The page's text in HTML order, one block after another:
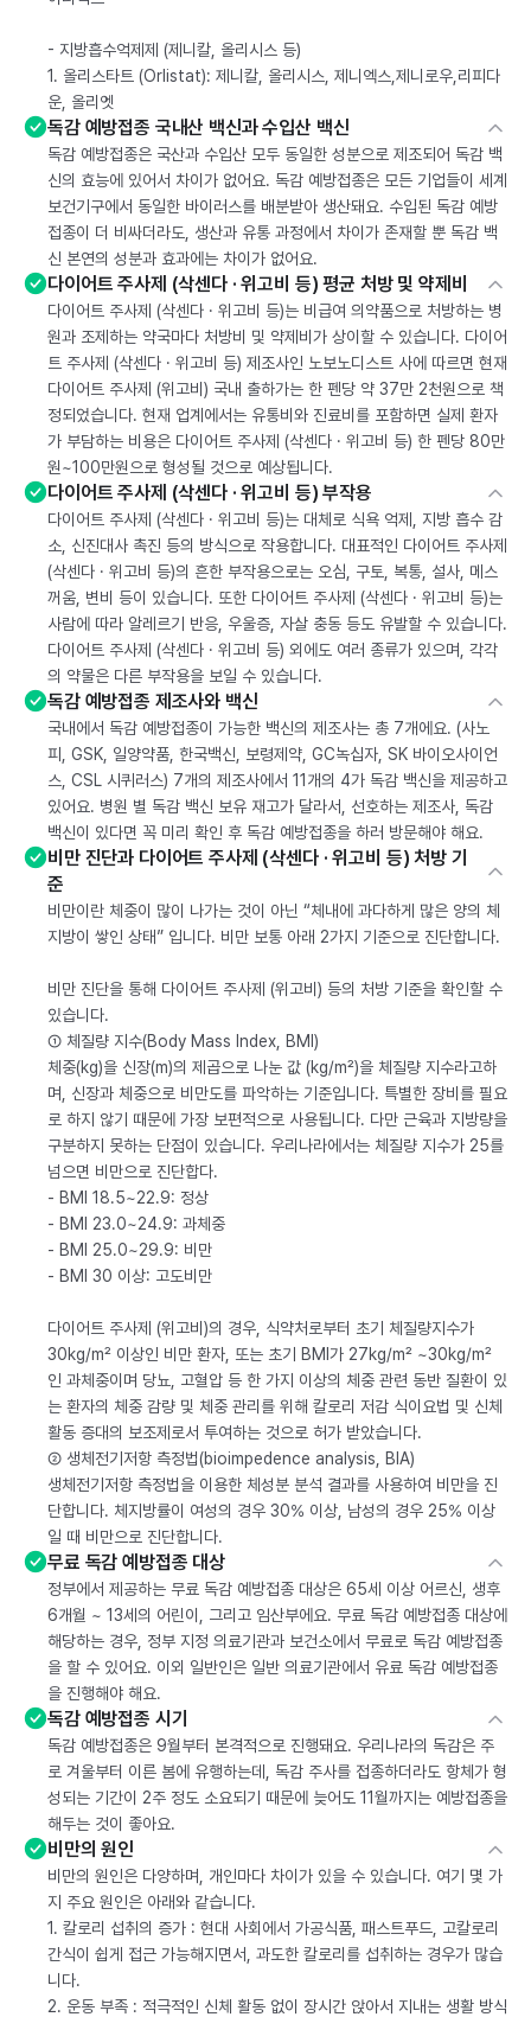
- 지방흡수억제제 (제니칼, 올리시스 등)
1. 올리스타트 (Orlistat): 제니칼, 올리시스, 제니엑스,제니로우,리피다
운, 올리엣
독감 예방접종 국내산 백신과 수입산 백신
독감 예방접종은 국산과 수입산 모두 동일한 성분으로 제조되어 독감 백
신의 효능에 있어서 차이가 없어요. 독감 예방접종은 모든 기업들이 세계
보건기구에서 동일한 바이러스를 배분받아 생산돼요. 수입된 독감 예방
접종이 더 비싸더라도, 생산과 유통 과정에서 차이가 존재할 뿐 독감 백
신 본연의 성분과 효과에는 차이가 없어요.
다이어트 주사제 (삭센다 · 위고비 등) 평균 처방 및 약제비
다이어트 주사제 (삭센다 · 위고비 등)는 비급여 의약품으로 처방하는 병
원과 조제하는 약국마다 처방비 및 약제비가 상이할 수 있습니다. 다이어
트 주사제 (삭센다 · 위고비 등) 제조사인 노보노디스트 사에 따르면 현재
다이어트 주사제 (위고비) 국내 출하가는 한 펜당 약 37만 2천원으로 책
정되었습니다. 현재 업계에서는 유통비와 진료비를 포함하면 실제 환자
가 부담하는 비용은 다이어트 주사제 (삭센다 · 위고비 등) 한 펜당 80만
원~100만원으로 형성될 것으로 예상됩니다.
다이어트 주사제 (삭센다 · 위고비 등) 부작용
다이어트 주사제 (삭센다 · 위고비 등)는 대체로 식욕 억제, 지방 흡수 감
소, 신진대사 촉진 등의 방식으로 작용합니다. 대표적인 다이어트 주사제
(삭센다 · 위고비 등)의 흔한 부작용으로는 오심, 구토, 복통, 설사, 메스
꺼움, 변비 등이 있습니다. 또한 다이어트 주사제 (삭센다 · 위고비 등)는
사람에 따라 알레르기 반응, 우울증, 자살 충동 등도 유발할 수 있습니다.
다이어트 주사제 (삭센다 · 위고비 등) 외에도 여러 종류가 있으며, 각각
의 약물은 다른 부작용을 보일 수 있습니다.
독감 예방접종 제조사와 백신
국내에서 독감 예방접종이 가능한 백신의 제조사는 총 7개에요. (사노
피, GSK, 일양약품, 한국백신, 보령제약, GC녹십자, SK 바이오사이언
스, CSL 시퀴러스) 7개의 제조사에서 11개의 4가 독감 백신을 제공하고
있어요. 병원 별 독감 백신 보유 재고가 달라서, 선호하는 제조사, 독감
백신이 있다면 꼭 미리 확인 후 독감 예방접종을 하러 방문해야 해요.
비만 진단과 다이어트 주사제 (삭센다 · 위고비 등) 처방 기
준
비만이란 체중이 많이 나가는 것이 아닌 “체내에 과다하게 많은 양의 체
지방이 쌓인 상태” 입니다. 비만 보통 아래 2가지 기준으로 진단합니다.
비만 진단을 통해 다이어트 주사제 (위고비) 등의 처방 기준을 확인할 수
있습니다.
① 체질량 지수(Body Mass Index, BMI)
체중(kg)을 신장(m)의 제곱으로 나눈 값 (kg/m²)을 체질량 지수라고하
며, 신장과 체중으로 비만도를 파악하는 기준입니다. 특별한 장비를 필요
로 하지 않기 때문에 가장 보편적으로 사용됩니다. 다만 근육과 지방량을
구분하지 못하는 단점이 있습니다. 우리나라에서는 체질량 지수가 25를
넘으면 비만으로 진단합다.
- BMI 18.5~22.9: 정상
- BMI 23.0~24.9: 과체중
- BMI 25.0~29.9: 비만
- BMI 30 이상: 고도비만
다이어트 주사제 (위고비)의 경우, 식약처로부터 초기 체질량지수가
30kg/m² 이상인 비만 환자, 또는 초기 BMI가 27kg/m² ~30kg/m²
인 과체중이며 당뇨, 고혈압 등 한 가지 이상의 체중 관련 동반 질환이 있
는 환자의 체중 감량 및 체중 관리를 위해 칼로리 저감 식이요법 및 신체
활동 증대의 보조제로서 투여하는 것으로 허가 받았습니다.
② 생체전기저항 측정법(bioimpedence analysis, BIA)
생체전기저항 측정법을 이용한 체성분 분석 결과를 사용하여 비만을 진
단합니다. 체지방률이 여성의 경우 30% 이상, 남성의 경우 25% 이상
일 때 비만으로 진단합니다.
무료 독감 예방접종 대상
정부에서 제공하는 무료 독감 예방접종 대상은 65세 이상 어르신, 생후
6개월 ~ 13세의 어린이, 그리고 임산부에요. 무료 독감 예방접종 대상에
해당하는 경우, 정부 지정 의료기관과 보건소에서 무료로 독감 예방접종
을 할 수 있어요. 이외 일반인은 일반 의료기관에서 유료 독감 예방접종
을 진행해야 해요.
독감 예방접종 시기
독감 예방접종은 9월부터 본격적으로 진행돼요. 우리나라의 독감은 주
로 겨울부터 이른 봄에 유행하는데, 독감 주사를 접종하더라도 항체가 형
성되는 기간이 2주 정도 소요되기 때문에 늦어도 11월까지는 예방접종을
해두는 것이 좋아요.
비만의 원인
비만의 원인은 다양하며, 개인마다 차이가 있을 수 있습니다. 여기 몇 가
지 주요 원인은 아래와 같습니다.
1. 칼로리 섭취의 증가 : 현대 사회에서 가공식품, 패스트푸드, 고칼로리
간식이 쉽게 접근 가능해지면서, 과도한 칼로리를 섭취하는 경우가 많습
니다.
2. 운동 부족 : 적극적인 신체 활동 없이 장시간 앉아서 지내는 생활 방식